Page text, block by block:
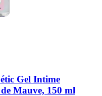
Gel Intime
Mauve, 150 ml